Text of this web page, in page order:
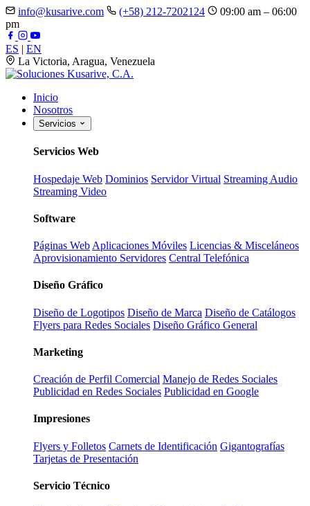
info@kusarive.com (+58) 212-7202124
09:00 am – 06:00
pm
ES | EN
La Victoria, Aragua, Venezuela
Inicio
Nosotros
Servicios
Servicios Web
Hospedaje Web Dominios Servidor Virtual Streaming Audio
Streaming Video
Software
Páginas Web Aplicaciones Móviles Licencias & Misceláneos
Aprovisionamiento Servidores Central Telefónica
Diseño Gráfico
Diseño de Logotipos Diseño de Marca Diseño de Catálogos
Flyers para Redes Sociales Diseño Gráfico General
Marketing
Creación de Perfil Comercial Manejo de Redes Sociales
Publicidad en Redes Sociales Publicidad en Google
Impresiones
Flyers y Folletos Carnets de Identificación Gigantografías
Tarjetas de Presentación
Servicio Técnico